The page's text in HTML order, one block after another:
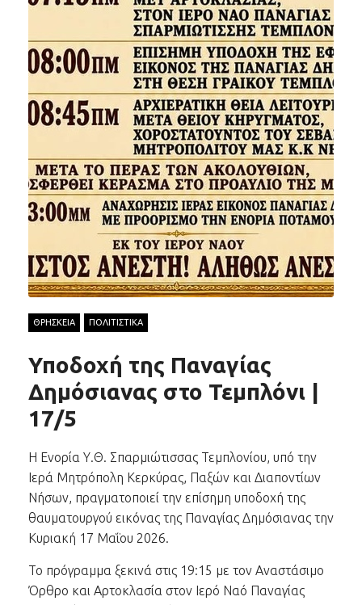
ΘΡΗΣΚΕΙΑ ΠΟΛΙΤΙΣΤΙΚΑ
Υποδοχή της Παναγίας
Δημόσιανας στο Τεμπλόνι |
17/5
Η Ενορία Υ.Θ. Σπαρμιώτισσας Τεμπλονίου, υπό την
Ιερά Μητρόπολη Κερκύρας, Παξών και Διαποντίων
Νήσων, πραγματοποιεί την επίσημη υποδοχή της
θαυματουργού εικόνας της Παναγίας Δημόσιανας την
Κυριακή 17 Μαΐου 2026.
Το πρόγραμμα ξεκινά στις 19:15 με τον Αναστάσιμο
Όρθρο και Αρτοκλασία στον Ιερό Ναό Παναγίας